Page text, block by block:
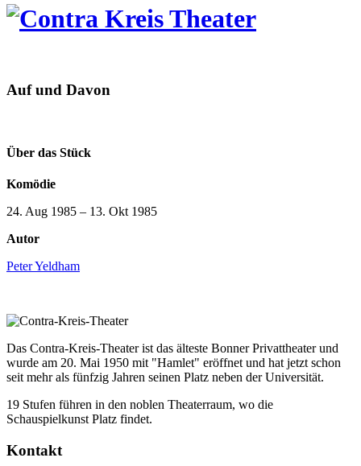
Auf und Davon
Über das Stück
Komödie
24. Aug 1985 – 13. Okt 1985
Autor
Peter Yeldham
Das Contra-Kreis-Theater ist das älteste Bonner Privattheater und
wurde am 20. Mai 1950 mit "Hamlet" eröffnet und hat jetzt schon
seit mehr als fünfzig Jahren seinen Platz neben der Universität.
19 Stufen führen in den noblen Theaterraum, wo die
Schauspielkunst Platz findet.
Kontakt